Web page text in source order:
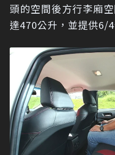
頭的空間後方行李廂
達470公升，並提供6/